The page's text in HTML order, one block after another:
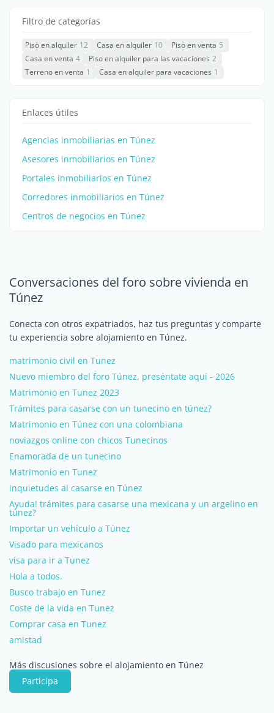
Filtro de categorías
Piso en alquiler 12 Casa en alquiler 10 Piso en venta 5
Casa en venta 4 Piso en alquiler para las vacaciones 2
Terreno en venta 1 Casa en alquiler para vacaciones 1
Enlaces útiles
Agencias inmobiliarias en Túnez
Asesores inmobiliarios en Túnez
Portales inmobiliarios en Túnez
Corredores inmobiliarios en Túnez
Centros de negocios en Túnez
Conversaciones del foro sobre vivienda en
Túnez
Conecta con otros expatriados, haz tus preguntas y comparte
tu experiencia sobre alojamiento en Túnez.
matrimonio civil en Tunez
Nuevo miembro del foro Túnez, preséntate aquí - 2026
Matrimonio en Tunez 2023
Trámites para casarse con un tunecino en túnez?
Matrimonio en Túnez con una colombiana
noviazgos online con chicos Tunecinos
Enamorada de un tunecino
Matrimonio en Tunez
inquietudes al casarse en Túnez
Ayuda! trámites para casarse una mexicana y un argelino en
túnez?
Importar un vehículo a Túnez
Visado para mexicanos
visa para ir a Tunez
Hola a todos.
Busco trabajo en Tunez
Coste de la vida en Tunez
Comprar casa en Tunez
amistad
Más discusiones sobre el alojamiento en Túnez
Participa